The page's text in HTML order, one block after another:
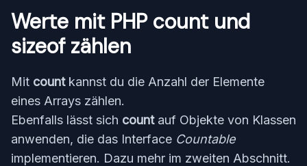
Werte mit PHP count und
sizeof zählen
Mit countkannst du die Anzahl der Elemente
eines Arrays zählen.
Ebenfalls lässt sich countauf Objekte von Klassen
anwenden, die das Interface Countable
implementieren. Dazu mehr im zweiten Abschnitt.